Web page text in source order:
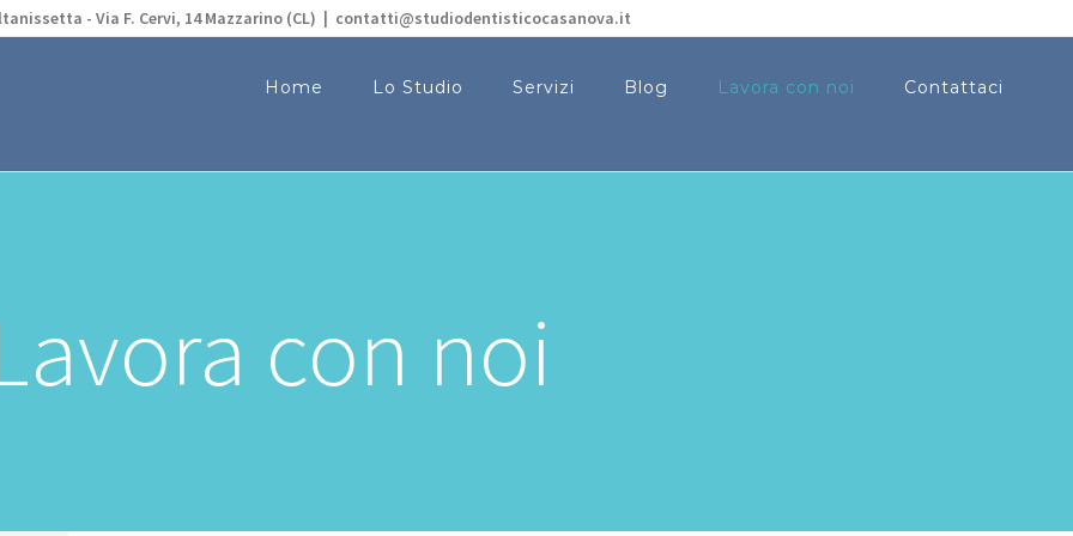
- Via F. Cervi, 14 Mazzarino (CL) | contatti@studiodentisticocasanova.it
Home Lo Studio Servizi Blog Lavora con noi Contattaci
con noi